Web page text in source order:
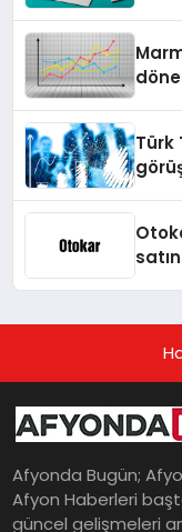
Türk
Afyonda Bugün;
Afyon Haberleri
güncel gelişmeleri